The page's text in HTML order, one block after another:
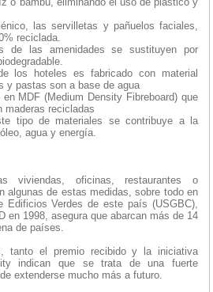
las servilletas y pañuelos faciales,
reciclada.
de las amenidades se sustituyen por
los hoteles es fabricado con material
y pastas son a base de agua
MDF (Medium Density Fibreboard) que
maderas recicladas
tipo de materiales se contribuye a la
agua y energía.
oficinas, restaurantes o
algunas de estas medidas, sobre todo en
Edificios Verdes de este país (USGBC),
en 1998, asegura que abarcan más de 14
de países.
tanto el premio recibido y la iniciativa
indican que se trata de una fuerte
extenderse mucho más a futuro.